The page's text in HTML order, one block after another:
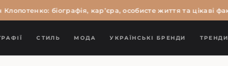
біографія, кар’єра, особисте життя та цікаві
СТИЛЬ МОДА УКРАЇНСЬКІ БРЕНДИ ТРЕНДИ